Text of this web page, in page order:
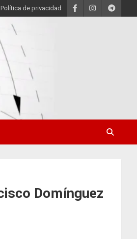
Política de privacidad
Domínguez